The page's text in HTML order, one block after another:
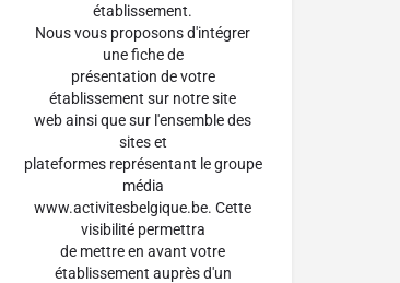
établissement.
Nous vous proposons d'intégrer
une fiche de
présentation de votre
établissement sur notre site
web ainsi que sur l'ensemble des
sites et
plateformes représentant le groupe
média
www.activitesbelgique.be. Cette
visibilité permettra
de mettre en avant votre
établissement auprès d'un